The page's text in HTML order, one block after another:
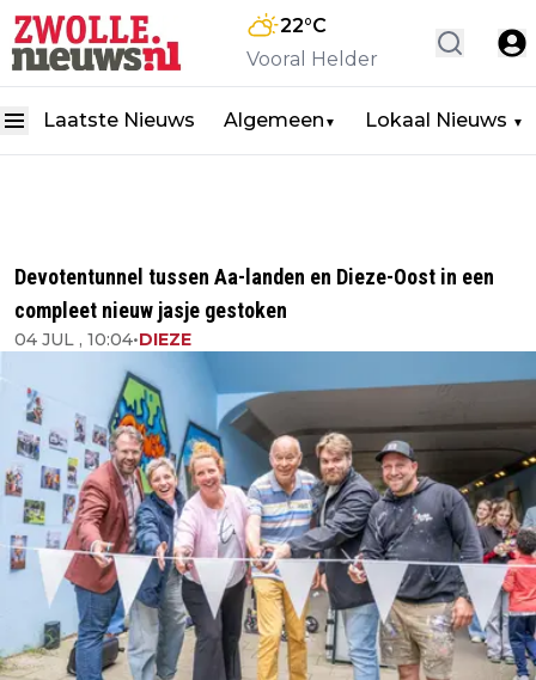
22°C
Vooral Helder
Laatste Nieuws Algemeen ▼ Lokaal Nieuws ▼
Devotentunnel tussen Aa-landen en Dieze-Oost in een
compleet nieuw jasje gestoken
04 JUL , 10:04•DIEZE